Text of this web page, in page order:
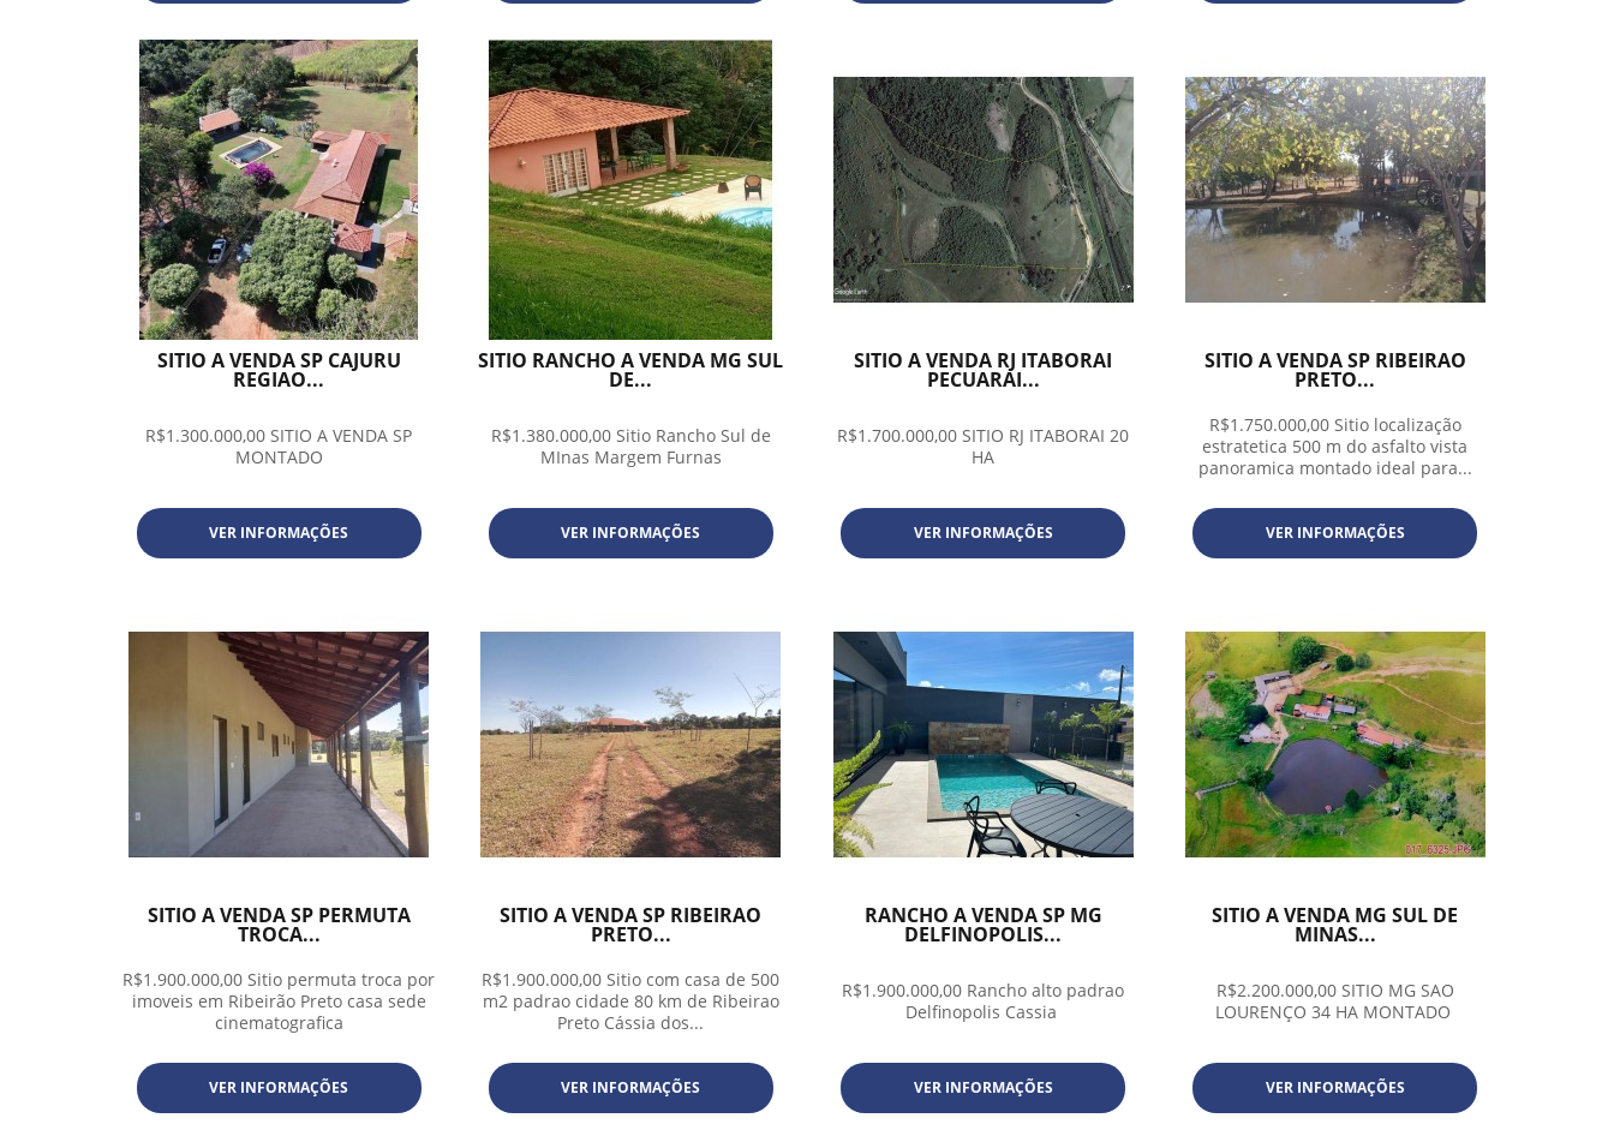
SITIO A VENDA SP CAJURU
REGIAO...
R$1.300.000,00 SITIO A VENDA SP
MONTADO
VER INFORMAÇÕES
SITIO RANCHO A VENDA MG SUL
DE...
R$1.380.000,00 Sitio Rancho Sul de
MInas Margem Furnas
VER INFORMAÇÕES
SITIO A VENDA RJ ITABORAI
PECUARAI...
R$1.700.000,00 SITIO RJ ITABORAI 20
HA
VER INFORMAÇÕES
SITIO A VENDA SP RIBEIRAO
PRETO...
R$1.750.000,00 Sitio localização
estratetica 500 m do asfalto vista
panoramica montado ideal para...
VER INFORMAÇÕES
SITIO A VENDA SP PERMUTA
TROCA...
R$1.900.000,00 Sitio permuta troca por
imoveis em Ribeirão Preto casa sede
cinematografica
VER INFORMAÇÕES
SITIO A VENDA SP RIBEIRAO
PRETO...
R$1.900.000,00 Sitio com casa de 500
m2 padrao cidade 80 km de Ribeirao
Preto Cássia dos...
VER INFORMAÇÕES
RANCHO A VENDA SP MG
DELFINOPOLIS...
R$1.900.000,00 Rancho alto padrao
Delfinopolis Cassia
VER INFORMAÇÕES
SITIO A VENDA MG SUL DE
MINAS...
R$2.200.000,00 SITIO MG SAO
LOURENÇO 34 HA MONTADO
VER INFORMAÇÕES